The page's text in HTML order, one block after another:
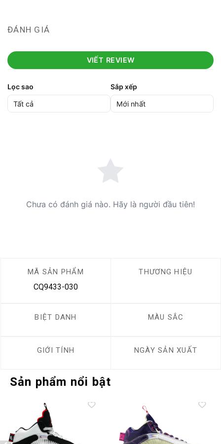
ĐÁNH GIÁ
VIẾT REVIEW
Lọc sao Sắp xếp
Chưa có đánh giá nào. Hãy là người đầu tiên!
MÃ SẢN PHẨM
CQ9433-030
THƯƠNG HIỆU
BIỆT DANH MÀU SẮC
GIỚI TÍNH NGÀY SẢN XUẤT
Sản phẩm nổi bật